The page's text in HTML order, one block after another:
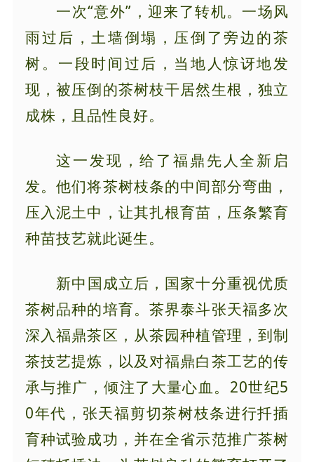
一次“意外”，迎来了转机。一场风
雨过后，土墙倒塌，压倒了旁边的茶
树。一段时间过后，当地人惊讶地发
现，被压倒的茶树枝干居然生根，独立
成株，且品性良好。
这一发现，给了福鼎先人全新启
发。他们将茶树枝条的中间部分弯曲，
压入泥土中，让其扎根育苗，压条繁育
种苗技艺就此诞生。
新中国成立后，国家十分重视优质
茶树品种的培育。茶界泰斗张天福多次
深入福鼎茶区，从茶园种植管理，到制
茶技艺提炼，以及对福鼎白茶工艺的传
承与推广，倾注了大量心血。20世纪5
0年代，张天福剪切茶树枝条进行扦插
育种试验成功，并在全省示范推广茶树